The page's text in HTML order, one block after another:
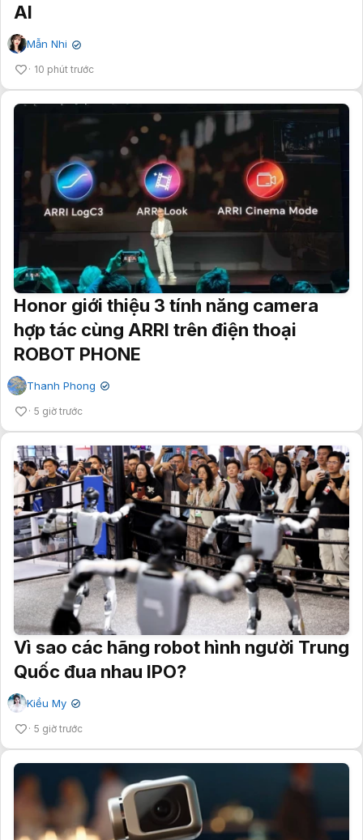
AI
Mẫn Nhi ✔
10 phút trước
Honor giới thiệu 3 tính năng camera
hợp tác cùng ARRI trên điện thoại
ROBOT PHONE
Thanh Phong ✔
5 giờ trước
Vì sao các hãng robot hình người Trung
Quốc đua nhau IPO?
Kiều My ✔
5 giờ trước